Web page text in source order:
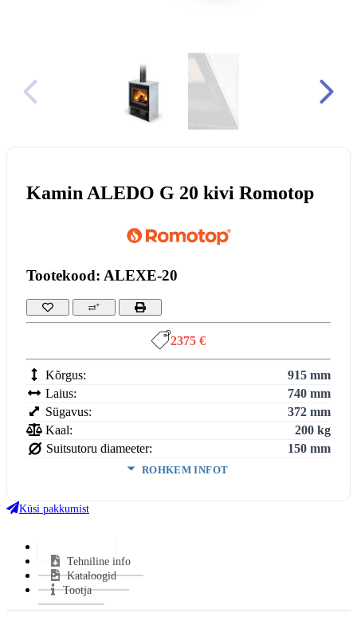
Kamin ALEDO G 20 kivi Romotop
Tootekood: ALEXE-20
2375 €
Kõrgus:
915 mm
Laius:
740 mm
Sügavus:
372 mm
Kaal:
200 kg
Suitsutoru diameeter:
150 mm
ROHKEM INFOT
Kasutegur:
Suitsugaaside voolumaht:
Keskmine suitsugaaside temperatuur:
Miinimum tõmme:
Suitsutoru ühendus:
Küsi pakkumist
Tehniline info
Kataloogid
Tootja